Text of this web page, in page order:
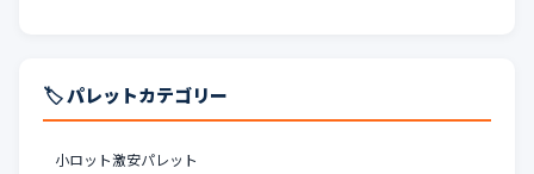
🏷️ パレットカテゴリー
小ロット激安パレット